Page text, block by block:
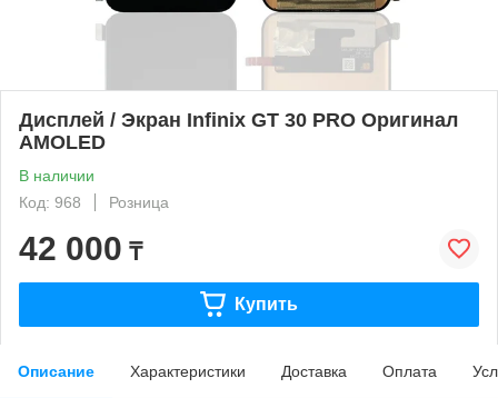
Дисплей / Экран Infinix GT 30 PRO Оригинал
AMOLED
В наличии
Код: 968
Розница
42 000 ₸
Купить
Описание Характеристики Доставка Оплата